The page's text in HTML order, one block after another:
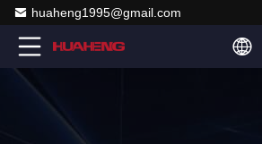
huaheng1995@gmail.com